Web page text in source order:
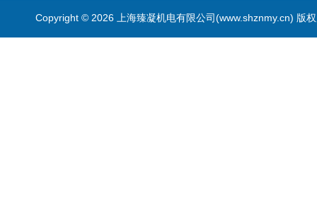
Copyright © 2026 上海臻凝机电有限公司(www.shznmy.cn) 版